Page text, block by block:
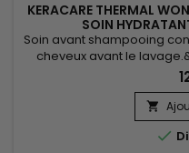
KERACARE THERMAL
SOIN
Soin avant shampooing
cheveux avant le
avant l'utilisation d'un
Wonder Pre-Poo
à réduire les dommages
thermiques tels que

